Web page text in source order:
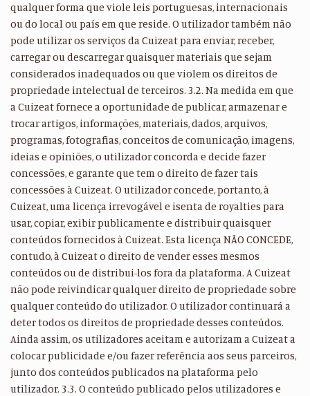
qualquer forma que viole leis portuguesas, internacionais
ou do local ou país em que reside. O utilizador também não
pode utilizar os serviços da Cuizeat para enviar, receber,
carregar ou descarregar quaisquer materiais que sejam
considerados inadequados ou que violem os direitos de
propriedade intelectual de terceiros. 3.2. Na medida em que
a Cuizeat fornece a oportunidade de publicar, armazenar e
trocar artigos, informações, materiais, dados, arquivos,
programas, fotografias, conceitos de comunicação, imagens,
ideias e opiniões, o utilizador concorda e decide fazer
concessões, e garante que tem o direito de fazer tais
concessões à Cuizeat. O utilizador concede, portanto, à
Cuizeat, uma licença irrevogável e isenta de royalties para
usar, copiar, exibir publicamente e distribuir quaisquer
conteúdos fornecidos à Cuizeat. Esta licença NÃO CONCEDE,
contudo, à Cuizeat o direito de vender esses mesmos
conteúdos ou de distribui-los fora da plataforma. A Cuizeat
não pode reivindicar qualquer direito de propriedade sobre
qualquer conteúdo do utilizador. O utilizador continuará a
deter todos os direitos de propriedade desses conteúdos.
Ainda assim, os utilizadores aceitam e autorizam a Cuizeat a
colocar publicidade e/ou fazer referência aos seus parceiros,
junto dos conteúdos publicados na plataforma pelo
utilizador. 3.3. O conteúdo publicado pelos utilizadores e